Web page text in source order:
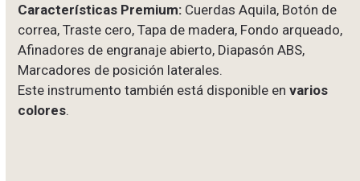
Características Premium: Cuerdas Aquila, Botón de
correa, Traste cero, Tapa de madera, Fondo arqueado,
Afinadores de engranaje abierto, Diapasón ABS,
Marcadores de posición laterales.
Este instrumento también está disponible envarios
colores.